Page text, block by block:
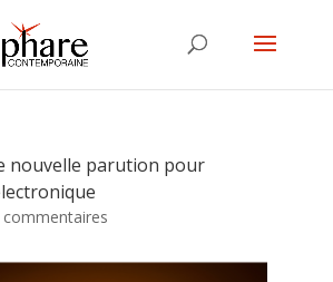
nouvelle parution pour
commentaires